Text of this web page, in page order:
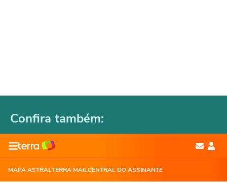
Confira também: